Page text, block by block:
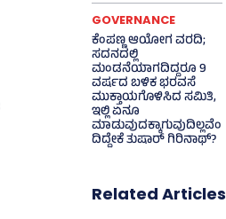
GOVERNANCE
ಕೆಂಪಣ್ಣ ಆಯೋಗ ವರದಿ;
ಸದನದಲ್ಲಿ
ಮಂಡನೆಯಾಗದಿದ್ದರೂ 9
ವರ್ಷದ ಬಳಿಕ ಭರವಸೆ
ಮುಕ್ತಾಯಗೊಳಿಸಿದ ಸಮಿತಿ,
ಇಲ್ಲಿ ಏನೂ
ಮಾಡುವುದಕ್ಕಾಗುವುದಿಲ್ಲವೆಂ
ದಿದ್ದೇಕೆ ತುಷಾರ್ ಗಿರಿನಾಥ್?
Related Articles